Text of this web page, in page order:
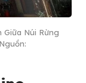
Giữa Núi Rừng